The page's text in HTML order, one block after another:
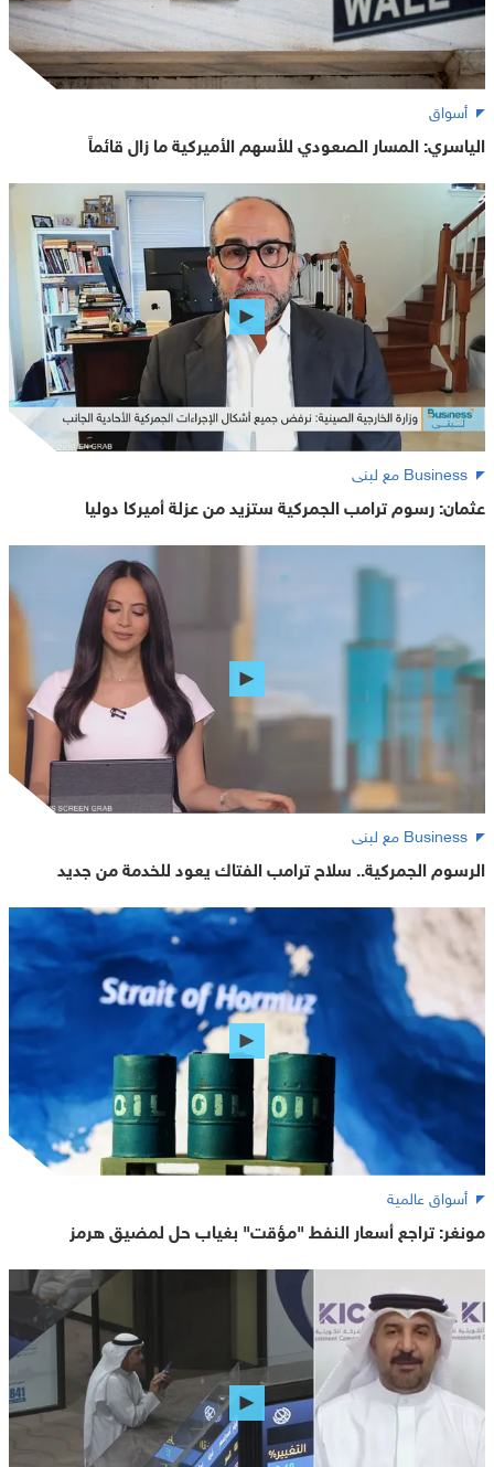
أسواق
الياسري: المسار الصعودي للأسهم الأميركية ما زال قائماً
Business مع لبنى
عثمان: رسوم ترامب الجمركية ستزيد من عزلة أميركا دوليا
Business مع لبنى
الرسوم الجمركية.. سلاح ترامب الفتاك يعود للخدمة من جديد
أسواق عالمية
مونغر: تراجع أسعار النفط "مؤقت" بغياب حل لمضيق هرمز